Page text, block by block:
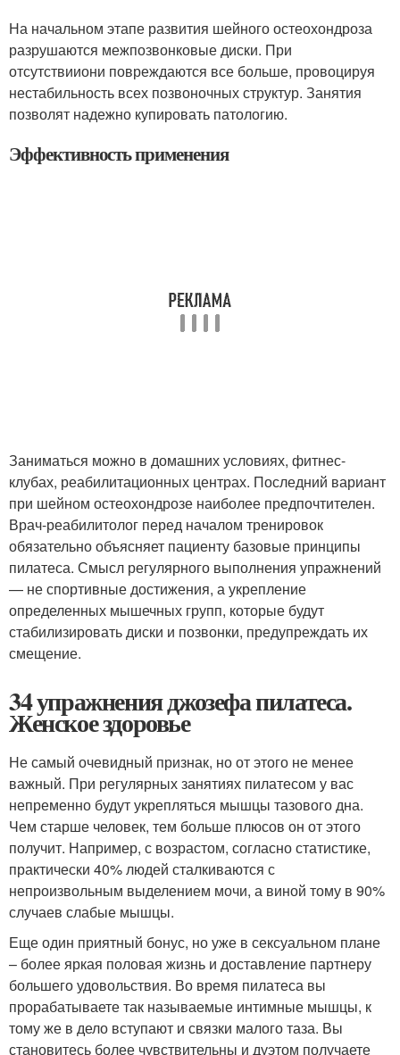
На начальном этапе развития шейного остеохондроза
разрушаются межпозвонковые диски. При
отсутствииони повреждаются все больше, провоцируя
нестабильность всех позвоночных структур. Занятия
позволят надежно купировать патологию.
Эффективность применения
Заниматься можно в домашних условиях, фитнес-
клубах, реабилитационных центрах. Последний вариант
при шейном остеохондрозе наиболее предпочтителен.
Врач-реабилитолог перед началом тренировок
обязательно объясняет пациенту базовые принципы
пилатеса. Смысл регулярного выполнения упражнений
— не спортивные достижения, а укрепление
определенных мышечных групп, которые будут
стабилизировать диски и позвонки, предупреждать их
смещение.
34 упражнения джозефа пилатеса.
Женское здоровье
Не самый очевидный признак, но от этого не менее
важный. При регулярных занятиях пилатесом у вас
непременно будут укрепляться мышцы тазового дна.
Чем старше человек, тем больше плюсов он от этого
получит. Например, с возрастом, согласно статистике,
практически 40% людей сталкиваются с
непроизвольным выделением мочи, а виной тому в 90%
случаев слабые мышцы.
Еще один приятный бонус, но уже в сексуальном плане
– более яркая половая жизнь и доставление партнеру
большего удовольствия. Во время пилатеса вы
прорабатываете так называемые интимные мышцы, к
тому же в дело вступают и связки малого таза. Вы
становитесь более чувствительны и дуэтом получаете